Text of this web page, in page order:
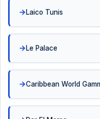
Laico Tunis
Le Palace
Caribbean World